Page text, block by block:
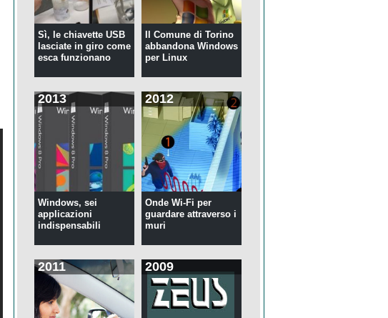
Sì, le chiavette USB
lasciate in giro come
esca funzionano
Il Comune di Torino
abbandona Windows
per Linux
2013
Windows, sei
applicazioni
indispensabili
2012
Onde Wi-Fi per
guardare attraverso i
muri
2011 2009